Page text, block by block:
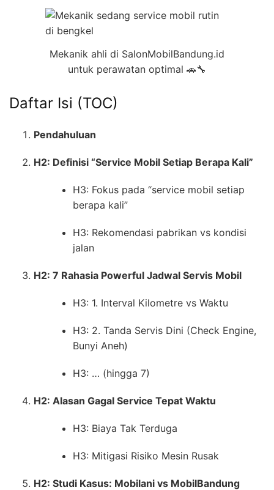
Mekanik ahli di SalonMobilBandung.id
untuk perawatan optimal 🚗🔧
Daftar Isi (TOC)
Pendahuluan
H2: Definisi “Service Mobil Setiap Berapa Kali”
H3: Fokus pada “service mobil setiap
berapa kali”
H3: Rekomendasi pabrikan vs kondisi
jalan
H2: 7 Rahasia Powerful Jadwal Servis Mobil
H3: 1. Interval Kilometre vs Waktu
H3: 2. Tanda Servis Dini (Check Engine,
Bunyi Aneh)
H3: … (hingga 7)
H2: Alasan Gagal Service Tepat Waktu
H3: Biaya Tak Terduga
H3: Mitigasi Risiko Mesin Rusak
H2: Studi Kasus: Mobilani vs MobilBandung